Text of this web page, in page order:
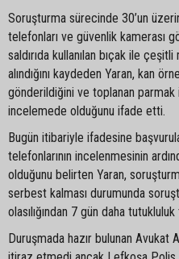
Soruşturma sürecinde 30’un
telefonları ve güvenlik kamerası
saldırıda kullanılan bıçak ile
alındığını kaydeden Yaran, kan
gönderildiğini ve toplanan parmak
incelemede olduğunu ifade etti.
Bugün itibariyle ifadesine
telefonlarının incelenmesinin
olduğunu belirten Yaran,
serbest kalması durumunda
olasılığından 7 gün daha
Duruşmada hazır bulunan Avukat